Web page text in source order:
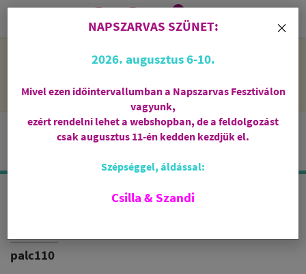
NAPSZARVAS SZÜNET: 2026. augusztus 6-10 - rendelni lehet
feldolgozni őket.
i
0
VANÍLIA FÜSTÖLŐPÁLCIKA
palc110
×
NAPSZARVAS SZÜNET:
2026. augusztus 6-10.
Mivel ezen időintervallumban a Napszarvas Fesztiválon
vagyunk,
ezért rendelni lehet a webshopban, de a feldolgozást
csak augusztus 11-én kedden kezdjük el.
Szépséggel, áldással:
Csilla & Szandi